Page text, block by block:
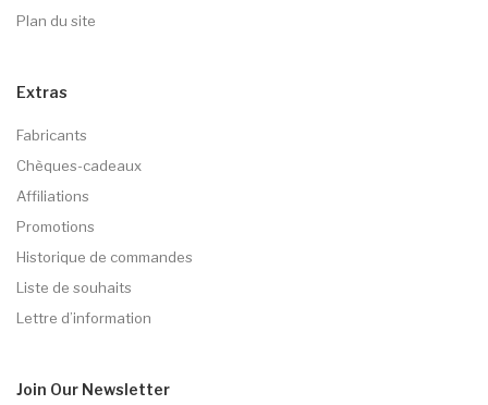
Plan du site
Extras
Fabricants
Chèques-cadeaux
Affiliations
Promotions
Historique de commandes
Liste de souhaits
Lettre d’information
Join Our Newsletter